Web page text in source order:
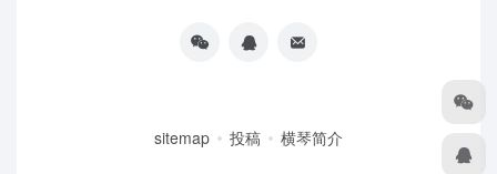
sitemap 投稿 横琴简介